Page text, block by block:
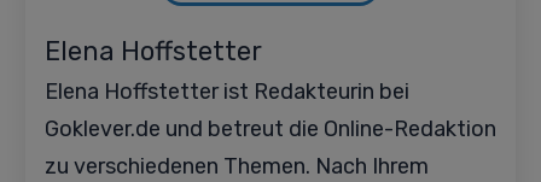
Elena Hoffstetter
Elena Hoffstetter ist Redakteurin bei
Goklever.de und betreut die Online-Redaktion
zu verschiedenen Themen. Nach Ihrem